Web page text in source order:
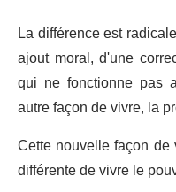
La différence est
ajout moral, d'une
qui ne fonctionne pas
autre façon de vivre, la
Cette nouvelle façon
différente de vivre le